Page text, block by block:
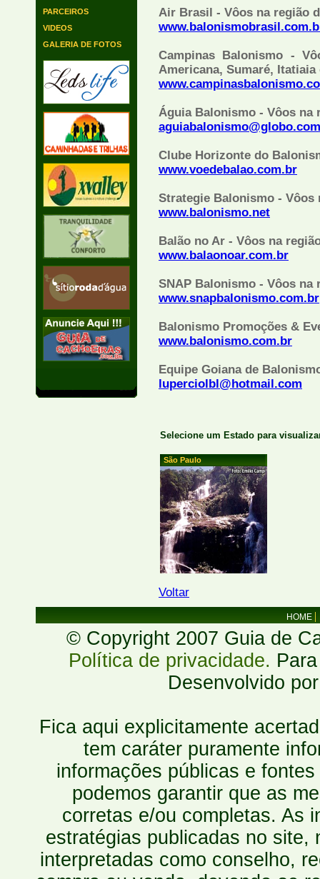
PARCEIROS
VIDEOS
GALERIA DE FOTOS
Air Brasil - Vôos na região
Campinas Balonismo -
Americana, Sumaré,
Águia Balonismo - Vôos na
aguiabalonismo@globo.com
Clube Horizonte do
www.voedebalao.com.br
Strategie Balonismo - Vôos
www.balonismo.net
Balão no Ar - Vôos na
www.balaonoar.com.br
SNAP Balonismo - Vôos na
www.snapbalonismo.com.br
Balonismo Promoções &
www.balonismo.com.br
Equipe Goiana de
luperciolbl@hotmail.com
Selecione um Estado para
São Paulo
Voltar
HOME
© Copyright 2007 Guia de
Política de privacidade.
Desenvolvido
Fica aqui explicitamente
tem caráter puramente
informações públicas e
podemos garantir que as
corretas e/ou completas. As
estratégias publicadas no site,
interpretadas como conselho,